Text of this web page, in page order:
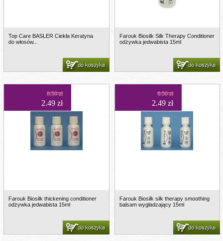
Top Care BASLER Ciekła Keratyna
do włosów...
do koszyka
Farouk Biosilk Silk Therapy Conditioner
odżywka jedwabista 15ml
do koszyka
6.50 zł
2.49 zł
Farouk Biosilk thickening conditioner
odżywka jedwabista 15ml
do koszyka
6.50 zł
2.49 zł
Farouk Biosilk silk therapy smoothing
balsam wygładzający 15ml
do koszyka